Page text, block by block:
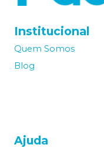
Institucional
Quem Somos
Blog
Ajuda